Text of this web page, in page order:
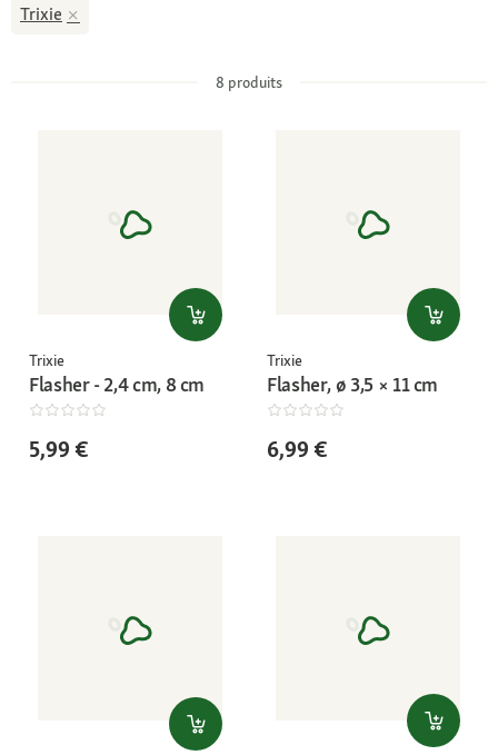
Trixie
8 produits
Trixie
Flasher ‐ 2,4 cm, 8 cm
5,99 €
Trixie
Flasher, ø 3,5 × 11 cm
6,99 €